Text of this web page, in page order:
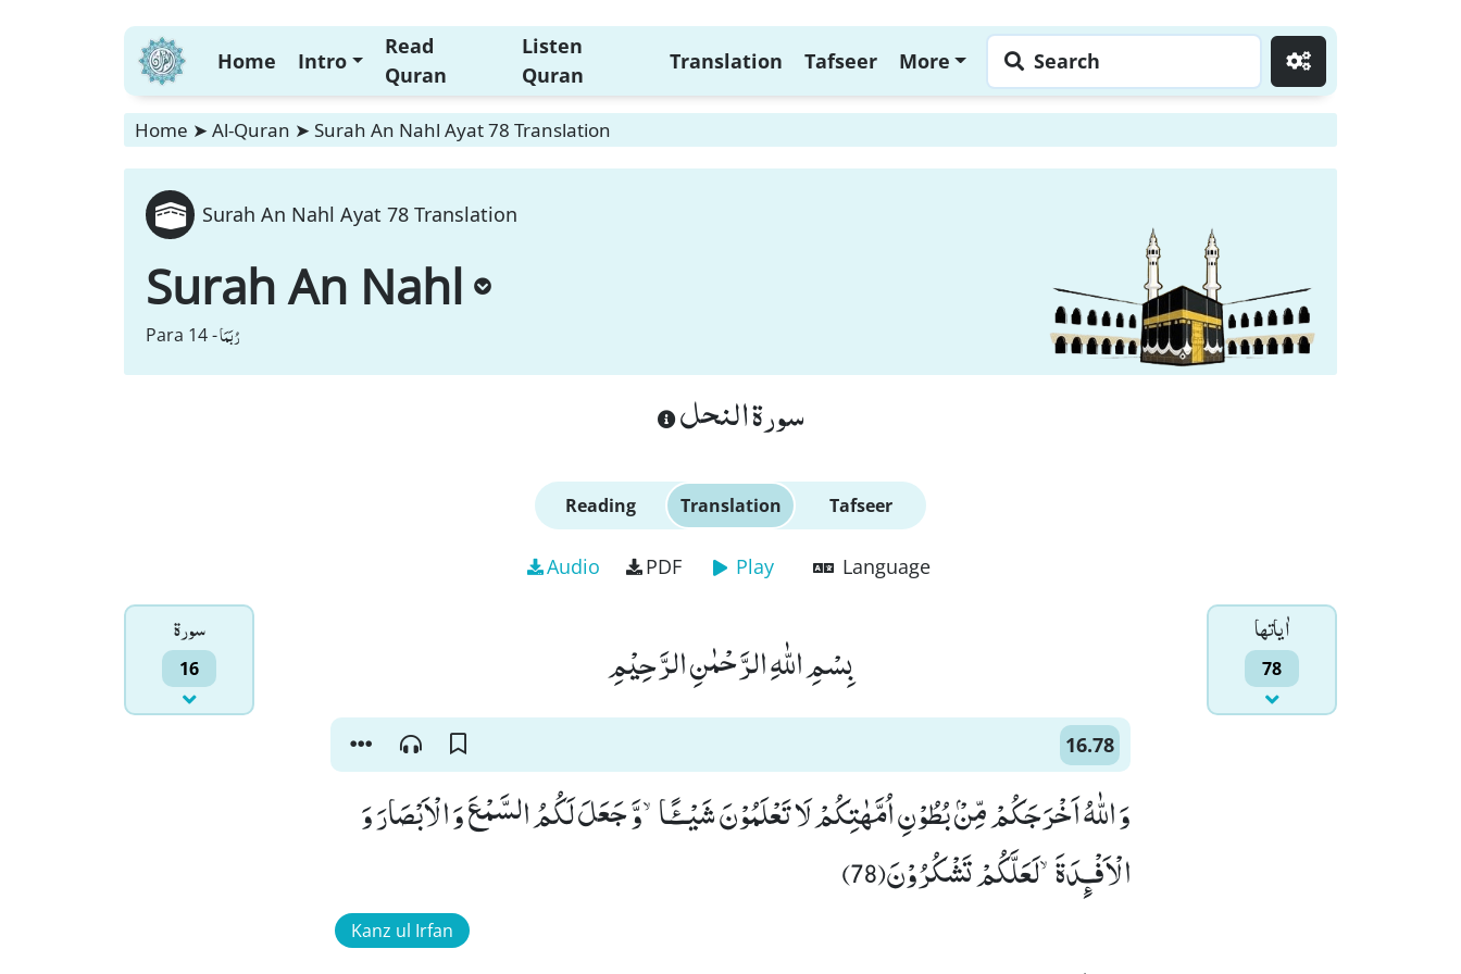
Home Intro
Read
Quran
Listen
Quran
Translation Tafseer More Search
Home ➤ Al-Quran ➤ Surah An Nahl Ayat 78 Translation
Surah An Nahl Ayat 78 Translation
Surah An Nahl
Para 14 -رُبَمَا
سورة النحل
Reading Translation Tafseer
Audio PDF Play Language
سورۃ
16
اٰياتها
78 بِسْمِ اللّٰهِ الرَّحْمٰنِ الرَّحِیْمِ
16.78
وَ اللّٰهُ اَخْرَجَكُمْ مِّنْۢ بُطُوْنِ اُمَّهٰتِكُمْ لَا تَعْلَمُوْنَ شَیْــٴًـاۙ-وَّ جَعَلَ لَكُمُ السَّمْعَ وَ الْاَبْصَارَ وَ
الْاَفْـٕدَةَۙ-لَعَلَّكُمْ تَشْكُرُوْنَ(78)
Kanz ul Irfan